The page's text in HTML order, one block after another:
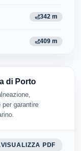
342 m
409 m
di Porto
garantire
VISUALIZZA PDF